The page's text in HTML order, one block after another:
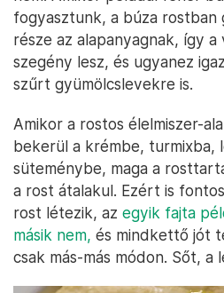
fogyasztunk, a búza rostban
része az alapanyagnak, így
szegény lesz, és ugyanez
szűrt gyümölcslevekre is.
Amikor a rostos élelmiszer-
bekerül a krémbe, turmixba,
süteménybe, maga a
a rost átalakul. Ezért is
rost létezik, az egyik fajta
másik nem, és mindkettő jót
csak más-más módon. Sőt, a